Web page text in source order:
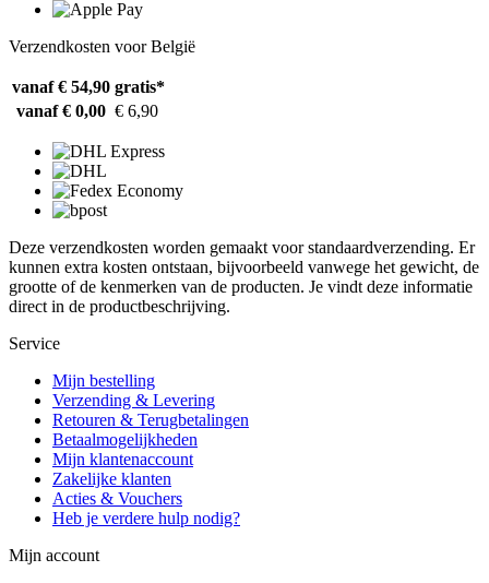
Verzendkosten voor België
vanaf € 54,90 gratis*
vanaf € 0,00 € 6,90
Deze verzendkosten worden gemaakt voor standaardverzending. Er
kunnen extra kosten ontstaan, bijvoorbeeld vanwege het gewicht, de
grootte of de kenmerken van de producten. Je vindt deze informatie
direct in de productbeschrijving.
Service
Mijn bestelling
Verzending & Levering
Retouren & Terugbetalingen
Betaalmogelijkheden
Mijn klantenaccount
Zakelijke klanten
Acties & Vouchers
Heb je verdere hulp nodig?
Mijn account